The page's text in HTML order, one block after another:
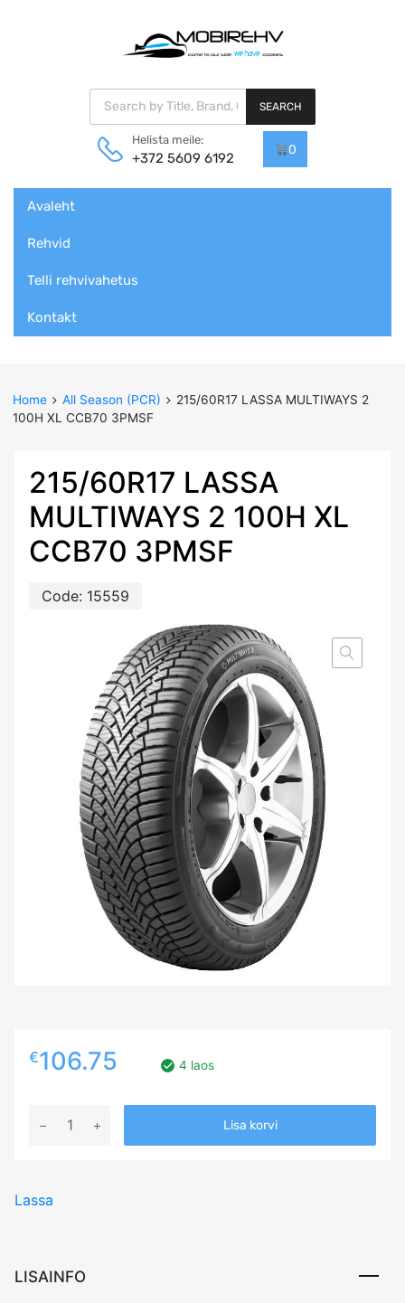
Products search
SEARCH
Helista meile:
+372 5609 6192
0
content
Avaleht
Rehvid
Telli rehvivahetus
Kontakt
Home All Season (PCR)
215/60R17 LASSA MULTIWAYS 2
100H XL CCB70 3PMSF
215/60R17 LASSA
MULTIWAYS 2 100H XL
CCB70 3PMSF
Code: 15559
€106.75 4 laos
LASSA
3PMSF
kogus
Lisa korvi
Lassa
LISAINFO